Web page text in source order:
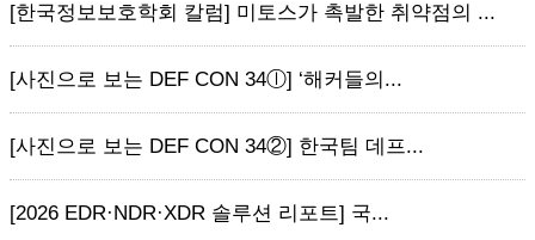
[한국정보보호학회 칼럼] 미토스가 촉발한 취약점의 ...
[사진으로 보는 DEF CON 34ⓛ] ‘해커들의...
[사진으로 보는 DEF CON 34②] 한국팀 데프...
[2026 EDR·NDR·XDR 솔루션 리포트] 국...